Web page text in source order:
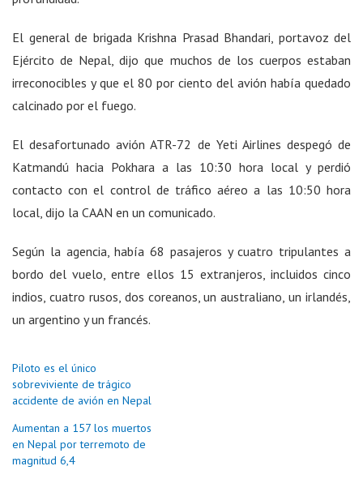
El general de brigada Krishna Prasad Bhandari, portavoz del
Ejército de Nepal, dijo que muchos de los cuerpos estaban
irreconocibles y que el 80 por ciento del avión había quedado
calcinado por el fuego.
El desafortunado avión ATR-72 de Yeti Airlines despegó de
Katmandú hacia Pokhara a las 10:30 hora local y perdió
contacto con el control de tráfico aéreo a las 10:50 hora
local, dijo la CAAN en un comunicado.
Según la agencia, había 68 pasajeros y cuatro tripulantes a
bordo del vuelo, entre ellos 15 extranjeros, incluidos cinco
indios, cuatro rusos, dos coreanos, un australiano, un irlandés,
un argentino y un francés.
Piloto es el único
sobreviviente de trágico
accidente de avión en Nepal
Aumentan a 157 los muertos
en Nepal por terremoto de
magnitud 6,4